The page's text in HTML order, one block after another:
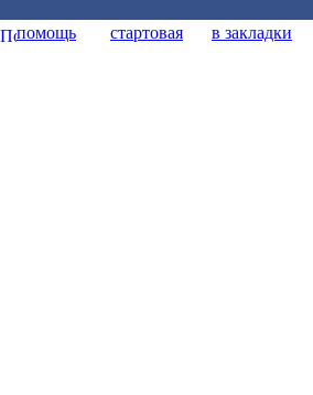
помощь стартовая
в закладки